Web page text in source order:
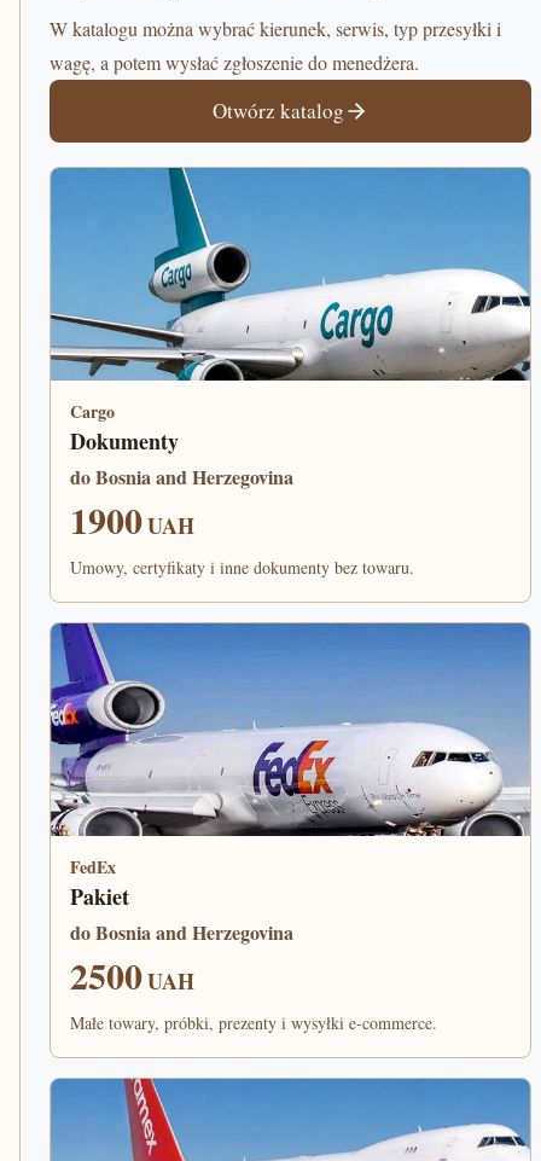
W katalogu można wybrać kierunek, serwis, typ przesyłki i
wagę, a potem wysłać zgłoszenie do menedżera.
Otwórz katalog
Cargo
Dokumenty
do Bosnia and Herzegovina
1900UAH
Umowy, certyfikaty i inne dokumenty bez towaru.
FedEx
Pakiet
do Bosnia and Herzegovina
2500UAH
Małe towary, próbki, prezenty i wysyłki e-commerce.